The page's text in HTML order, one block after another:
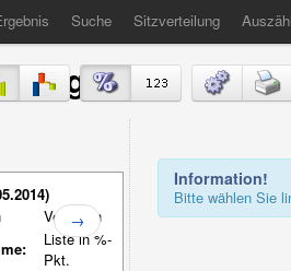
Suche Sitzverteilung
Vergleich
Liste in %-
Pkt.
→
Information!
Bitte wählen Sie